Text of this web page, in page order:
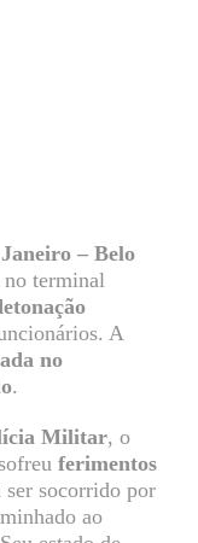
– Belo
no terminal
A
no
.
Militar, o
ferimentos
socorrido por
ao